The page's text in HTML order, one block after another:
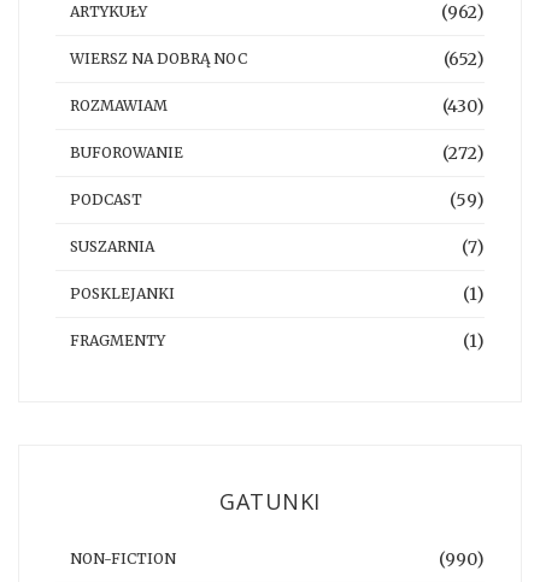
ARTYKUŁY (962)
WIERSZ NA DOBRĄ NOC (652)
ROZMAWIAM (430)
BUFOROWANIE (272)
PODCAST (59)
SUSZARNIA (7)
POSKLEJANKI (1)
FRAGMENTY (1)
GATUNKI
NON-FICTION (990)